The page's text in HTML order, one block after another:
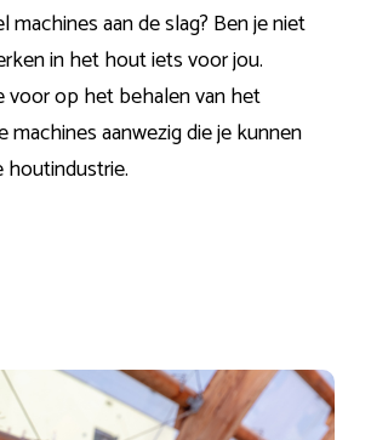
aan de slag? Ben je niet
in het hout iets voor jou.
voor op het behalen van het
machines aanwezig die je kunnen
houtindustrie.